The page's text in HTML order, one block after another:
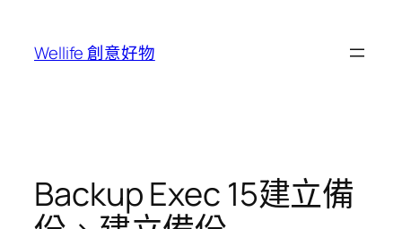
Wellife 創意好物
Backup Exec 15建立備